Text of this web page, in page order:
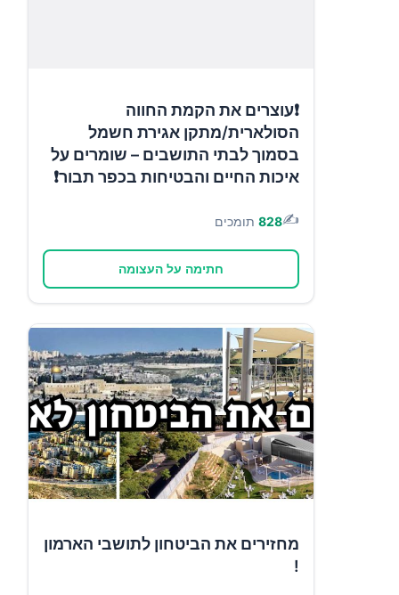
❗עוצרים את הקמת החווה
הסולארית/מתקן אגירת חשמל
בסמוך לבתי התושבים – שומרים על
איכות החיים והבטיחות בכפר תבור❗
✍️
828 תומכים
חתימה על העצומה
מחזירים את הביטחון לתושבי הארמון
!